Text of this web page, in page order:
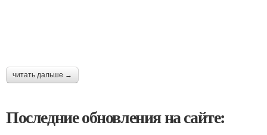
читать дальше →
Последние обновления на сайте: